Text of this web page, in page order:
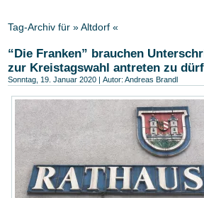
Tag-Archiv für » Altdorf «
“Die Franken” brauchen
zur Kreistagswahl antreten zu
Sonntag, 19. Januar 2020 | Autor: Andreas Brandl